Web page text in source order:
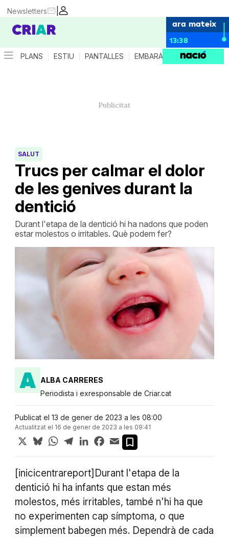
|
Newsletters
ara mateix
13:38
PLANS ESTIU PANTALLES EMBARÀS CRIANÇA
Trucs per calmar el dolor
de les genives durant la
dentició
SALUT
Durant l'etapa de la dentició hi ha nadons que poden
estar molestos o irritables. Què podem fer?
ALBA CARRERES
Periodista i exresponsable de Criar.cat
Publicat el 13 de gener de 2023 a les 08:00
Actualitzat el 16 de gener de 2023 a les 09:41
X BlueskyWhatsApp
TelegramLinkedInFacebook
Email
[inicicentrareport]Durant l'etapa de la
dentició hi ha infants que estan més
molestos, més irritables, també n'hi ha que
no experimenten cap símptoma, o que
simplement babegen més. Dependrà de cada